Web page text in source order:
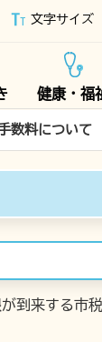
下妻市
文字サイズ
健康・福
数料について
到来する市